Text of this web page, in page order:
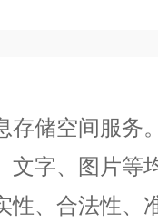
存储空间服务
文字、图片等
性、合法性、